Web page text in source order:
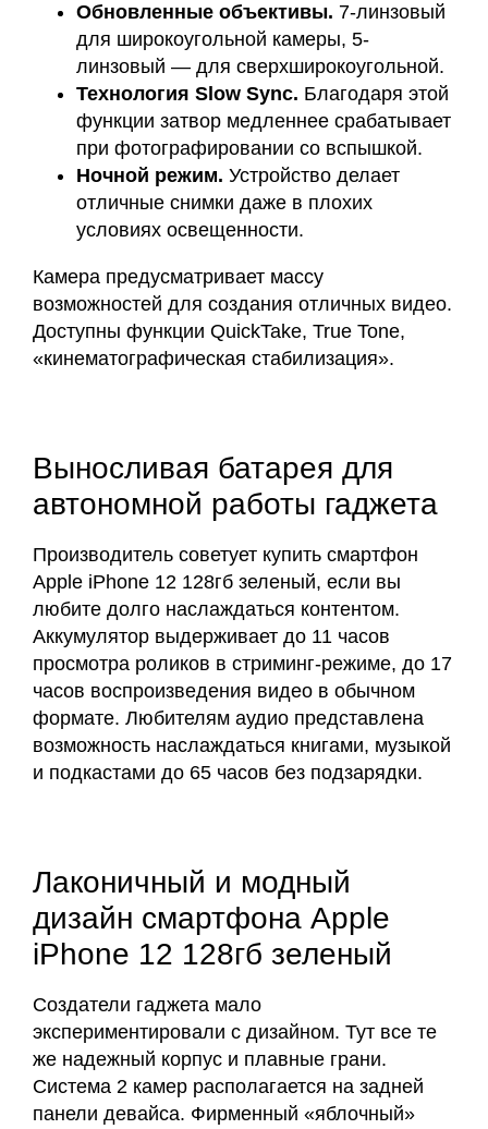
Обновленные объективы. 7-линзовый
для широкоугольной камеры, 5-
линзовый — для сверхширокоугольной.
Технология Slow Sync. Благодаря этой
функции затвор медленнее срабатывает
при фотографировании со вспышкой.
Ночной режим. Устройство делает
отличные снимки даже в плохих
условиях освещенности.
Камера предусматривает массу
возможностей для создания отличных видео.
Доступны функции QuickTake, True Tone,
«кинематографическая стабилизация».
Выносливая батарея для
автономной работы гаджета
Производитель советует купить смартфон
Apple iPhone 12 128гб зеленый, если вы
любите долго наслаждаться контентом.
Аккумулятор выдерживает до 11 часов
просмотра роликов в стриминг-режиме, до 17
часов воспроизведения видео в обычном
формате. Любителям аудио представлена
возможность наслаждаться книгами, музыкой
и подкастами до 65 часов без подзарядки.
Лаконичный и модный
дизайн смартфона Apple
iPhone 12 128гб зеленый
Создатели гаджета мало
экспериментировали с дизайном. Тут все те
же надежный корпус и плавные грани.
Система 2 камер располагается на задней
панели девайса. Фирменный «яблочный»